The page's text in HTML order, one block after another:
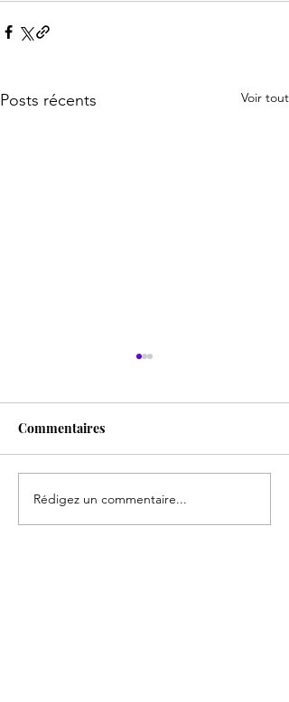
Posts récents Voir tout
Commentaires
Rédigez un commentaire...